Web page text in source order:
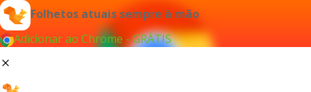
Folhetos atuais sempre à mão
Adicionar ao Chrome - GRÁTIS